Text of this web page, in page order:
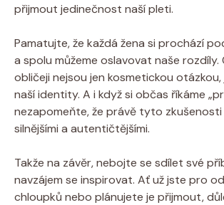
přijmout jedinečnost naší pleti.
Pamatujte, že každá žena si prochází
a spolu můžeme oslavovat naše rozdíly.
obličeji nejsou jen kosmetickou
naší identity. A i když si občas říkáme
nezapomeňte, že právě tyto zkušenosti
silnějšími a autentičtějšími.
Takže na závěr, nebojte se sdílet své
navzájem se inspirovat. Ať už jste pro
chloupků nebo plánujete je přijmout,